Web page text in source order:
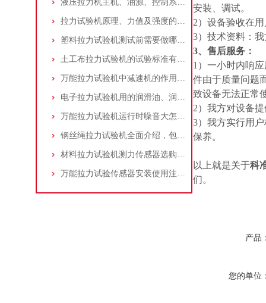
液压拉力机主机、油源、控制系统的保养方法及技巧！
拉力试验机原理、力值及强度的计算方法
塑料拉力试验机测试前需要做哪些检查？
土工布拉力试验机的试验标准有哪些？
万能拉力试验机中减速机的作用有哪些？原理是什么？
电子拉力试验机用的润滑油、润滑脂这样选！
万能拉力试验机运行时噪音大怎么解决？
钢丝绳拉力试验机全面介绍，包括夹持方法
材料拉力试验机测力传感器选购小技巧！
万能拉力试验传感器安装使用注意事项？
安装、调试。
2）设备验收在
3）技术资料：
3、售后服务：
1）一小时内响
件由于质量问题
致设备无法正常
2）我方对设备
3）我方实行用
保养。
以上就是关于科
们。
产品
您的单位